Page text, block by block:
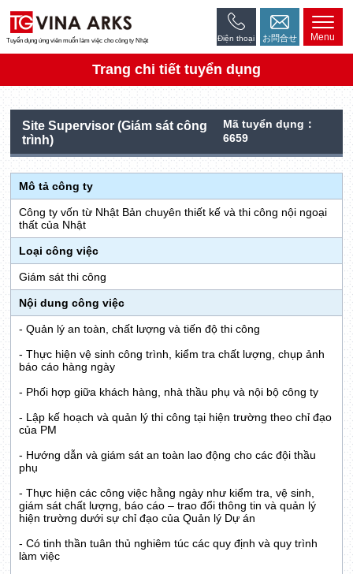
Tuyển dụng ứng viên muốn làm việc cho công ty Nhật Điện thoại お問合せ Menu
Trang chi tiết tuyển dụng
Site Supervisor (Giám sát công
trình)
Mã tuyển dụng：
6659
Mô tả công ty
Công ty vốn từ Nhật Bản chuyên thiết kế và thi công nội ngoại
thất của Nhật
Loại công việc
Giám sát thi công
Nội dung công việc
- Quản lý an toàn, chất lượng và tiến độ thi công
- Thực hiện vệ sinh công trình, kiểm tra chất lượng, chụp ảnh
báo cáo hàng ngày
- Phối hợp giữa khách hàng, nhà thầu phụ và nội bộ công ty
- Lập kế hoạch và quản lý thi công tại hiện trường theo chỉ đạo
của PM
- Hướng dẫn và giám sát an toàn lao động cho các đội thầu
phụ
- Thực hiện các công việc hằng ngày như kiểm tra, vệ sinh,
giám sát chất lượng, báo cáo – trao đổi thông tin và quản lý
hiện trường dưới sự chỉ đạo của Quản lý Dự án
- Có tinh thần tuân thủ nghiêm túc các quy định và quy trình
làm việc